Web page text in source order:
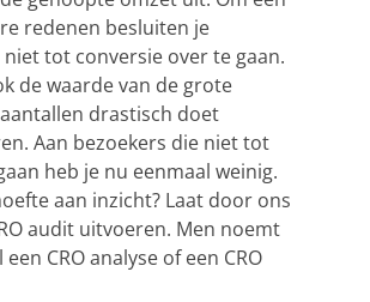
redenen besluiten je
niet tot conversie over te gaan.
de waarde van de grote
drastisch doet
Aan bezoekers die niet tot
heb je nu eenmaal weinig.
aan inzicht? Laat door ons
audit uitvoeren. Men noemt
CRO analyse of een CRO